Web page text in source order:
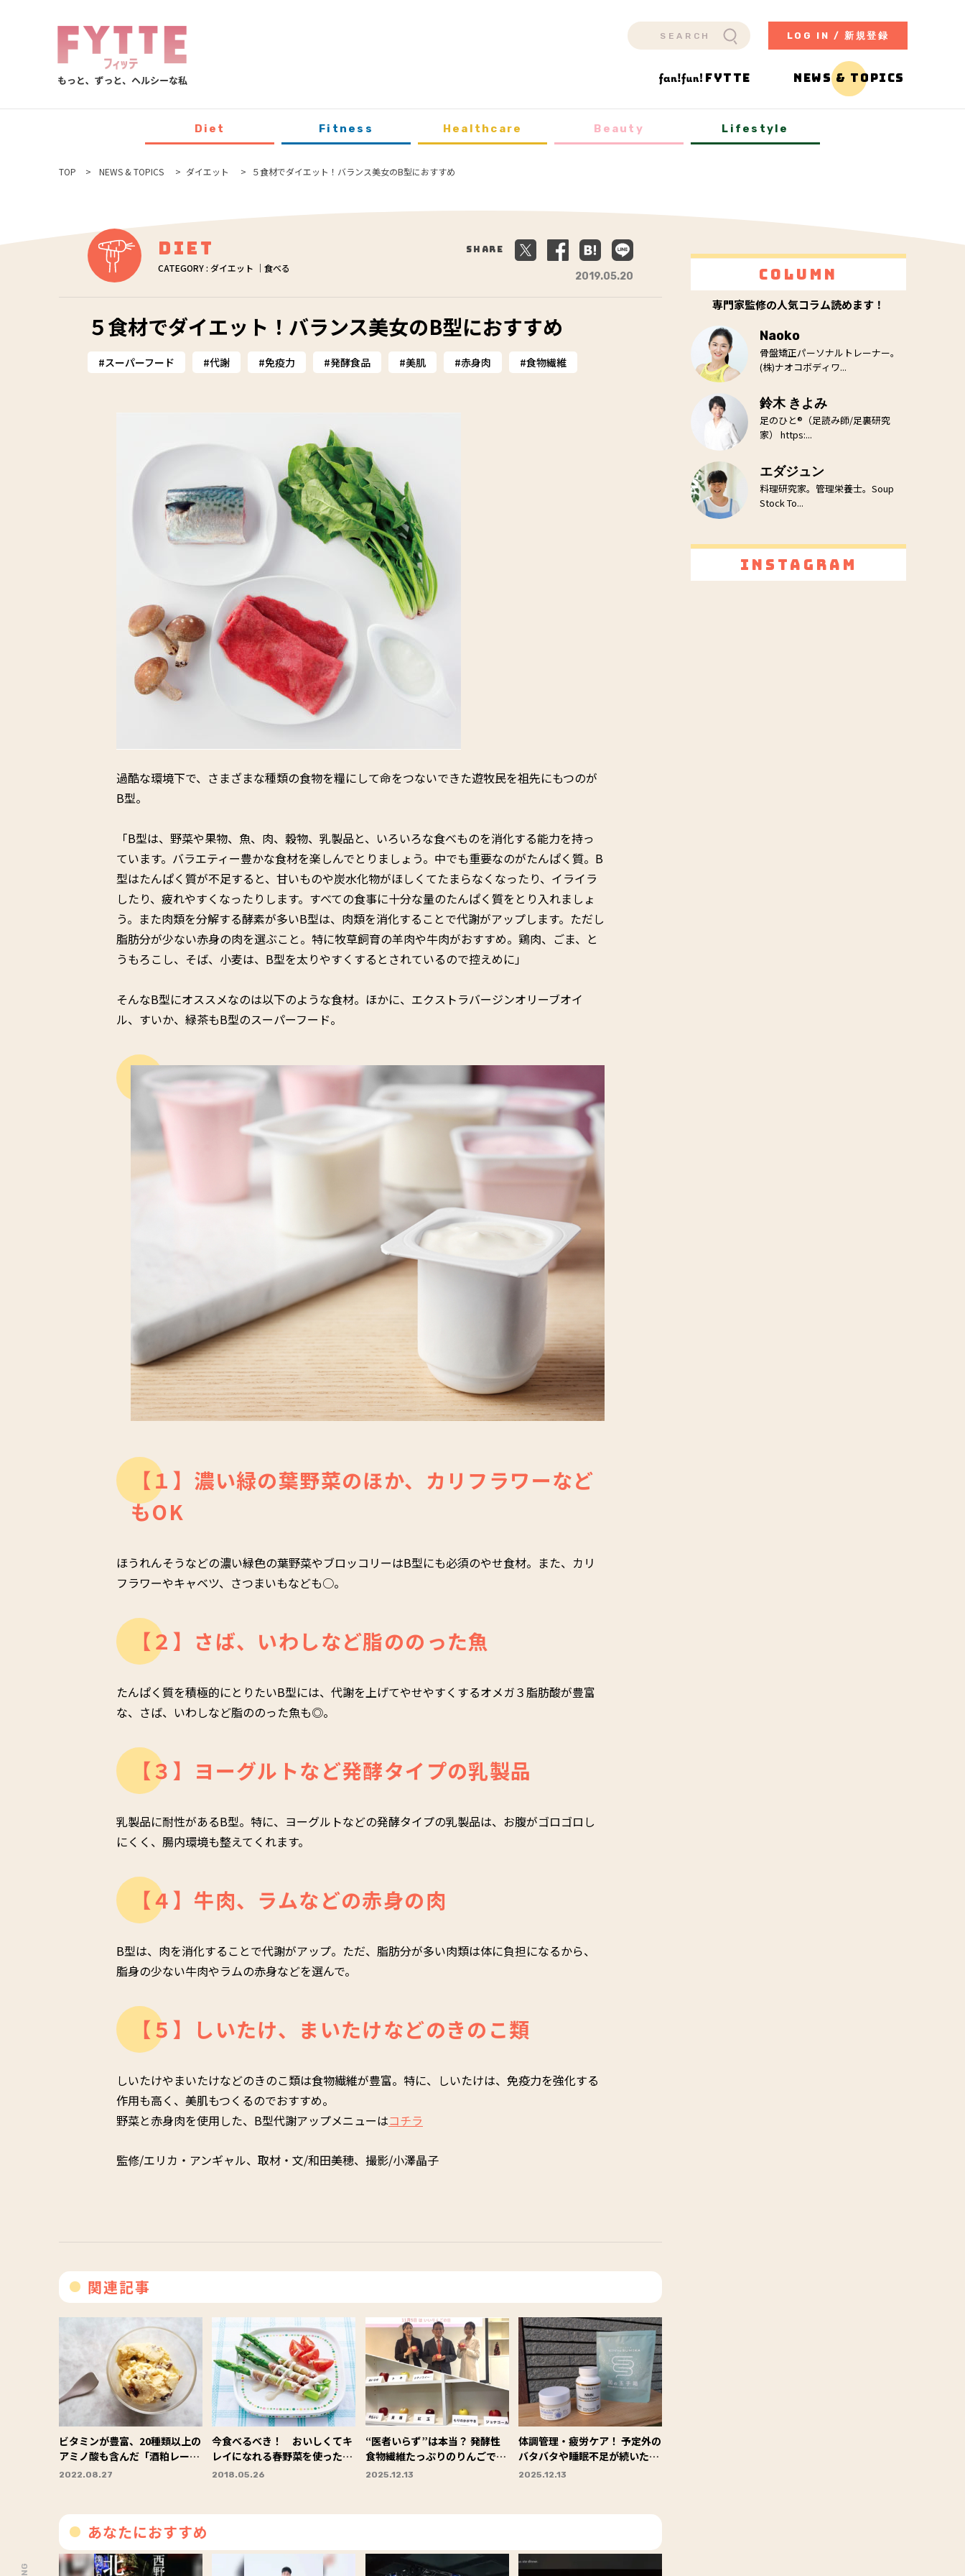
LOG IN / 新規登録
FYTTE NEWS & TOPICS
Diet Fitness Healthcare Beauty Lifestyle
TOP NEWS & TOPICS ダイエット ５食材でダイエット！バランス美女のB型におすすめ
Diet
CATEGORY : ダイエット ｜食べる
2019.05.20
５食材でダイエット！バランス美女のB型におすすめ
スーパーフード 代謝 免疫力 発酵食品 美肌 赤身肉 食物繊維
Share
過酷な環境下で、さまざまな種類の食物を糧にして命をつないできた遊牧民を祖先にもつのが
B型。
「B型は、野菜や果物、魚、肉、穀物、乳製品と、いろいろな食べものを消化する能力を持っ
ています。バラエティー豊かな食材を楽しんでとりましょう。中でも重要なのがたんぱく質。B
型はたんぱく質が不足すると、甘いものや炭水化物がほしくてたまらなくなったり、イライラ
したり、疲れやすくなったりします。すべての食事に十分な量のたんぱく質をとり入れましょ
う。また肉類を分解する酵素が多いB型は、肉類を消化することで代謝がアップします。ただし
脂肪分が少ない赤身の肉を選ぶこと。特に牧草飼育の羊肉や牛肉がおすすめ。鶏肉、ごま、と
うもろこし、そば、小麦は、B型を太りやすくするとされているので控えめに」
そんなB型にオススメなのは以下のような食材。ほかに、エクストラバージンオリーブオイ
ル、すいか、緑茶もB型のスーパーフード。
【１】濃い緑の葉野菜のほか、カリフラワーなど
もOK
ほうれんそうなどの濃い緑色の葉野菜やブロッコリーはB型にも必須のやせ食材。また、カリ
フラワーやキャベツ、さつまいもなども○。
【２】さば、いわしなど脂ののった魚
たんぱく質を積極的にとりたいB型には、代謝を上げてやせやすくするオメガ３脂肪酸が豊富
な、さば、いわしなど脂ののった魚も◎。
【３】ヨーグルトなど発酵タイプの乳製品
乳製品に耐性があるB型。特に、ヨーグルトなどの発酵タイプの乳製品は、お腹がゴロゴロし
にくく、腸内環境も整えてくれます。
【４】牛肉、ラムなどの赤身の肉
B型は、肉を消化することで代謝がアップ。ただ、脂肪分が多い肉類は体に負担になるから、
脂身の少ない牛肉やラムの赤身などを選んで。
【５】しいたけ、まいたけなどのきのこ類
しいたけやまいたけなどのきのこ類は食物繊維が豊富。特に、しいたけは、免疫力を強化する
作用も高く、美肌もつくるのでおすすめ。
野菜と赤身肉を使用した、B型代謝アップメニューはコチラ
監修/エリカ・アンギャル、取材・文/和田美穂、撮影/小澤晶子
関連記事
ビタミンが豊富、20種類以上の
アミノ酸も含んだ「酒粕レーズ
ンアイス」レシピ
2022.08.27
今食べるべき！ おいしくてキ
レイになれる春野菜を使ったレ
シピ３選
2018.05.26
“医者いらず”は本当？ 発酵性
食物繊維たっぷりのりんごで叶
う、健康効果＆おいしさのヒミ
2025.12.13
体調管理・疲労ケア！ 予定外の
バタバタや睡眠不足が続いたと
きに助けてもらった、本気のレ
2025.12.13
あなたにおすすめ
Column
専門家監修の人気コラム読めます！
Naoko
骨盤矯正パーソナルトレーナー。
(株)ナオコボディワ...
鈴木 きよみ
足のひと®（足読み師/足裏研究
家） https:...
エダジュン
料理研究家。管理栄養士。Soup
Stock To...
Instagram